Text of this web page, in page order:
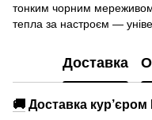
тонким чорним
тепла за настроєм —
Доставка
🚚 Доставка